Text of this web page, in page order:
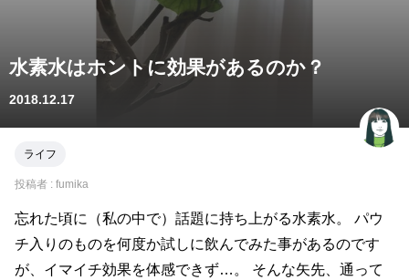
水素水はホントに効果があるのか？
2018.12.17
ライフ
投稿者 : fumika
忘れた頃に（私の中で）話題に持ち上がる水素水。 パウ
チ入りのものを何度か試しに飲んでみた事があるのです
が、イマイチ効果を体感できず…。 そんな矢先、通って